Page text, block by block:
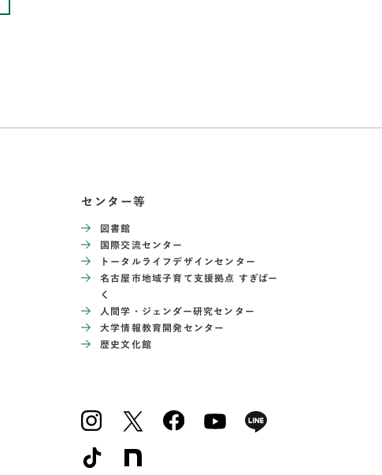
センター等
図書館
国際交流センター
トータルライフデザインセンター
名古屋市地域子育て支援拠点 すぎぱー
く
人間学・ジェンダー研究センター
大学情報教育開発センター
歴史文化館